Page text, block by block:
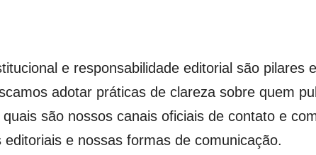
e responsabilidade editorial são pilares
adotar práticas de clareza sobre quem
são nossos canais oficiais de contato e
e nossas formas de comunicação.